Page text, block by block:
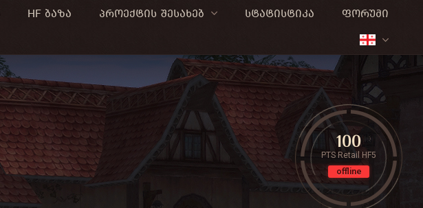
HF ბაზა პროექტის შესახებ სტატისტიკა
ფორუმი
100
PTS Retail HF5
offline